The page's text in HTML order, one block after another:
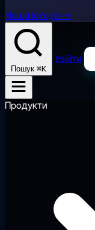
Наша історія →
Пошук ⌘K
Увійти
Продукти